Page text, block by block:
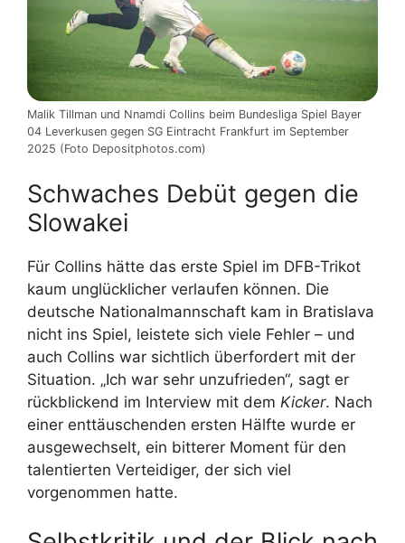
Malik Tillman und Nnamdi Collins beim Bundesliga Spiel Bayer
04 Leverkusen gegen SG Eintracht Frankfurt im September
2025 (Foto Depositphotos.com)
Schwaches Debüt gegen die
Slowakei
Für Collins hätte das erste Spiel im DFB-Trikot
kaum unglücklicher verlaufen können. Die
deutsche Nationalmannschaft kam in Bratislava
nicht ins Spiel, leistete sich viele Fehler – und
auch Collins war sichtlich überfordert mit der
Situation. „Ich war sehr unzufrieden“, sagt er
rückblickend im Interview mit dem Kicker. Nach
einer enttäuschenden ersten Hälfte wurde er
ausgewechselt, ein bitterer Moment für den
talentierten Verteidiger, der sich viel
vorgenommen hatte.